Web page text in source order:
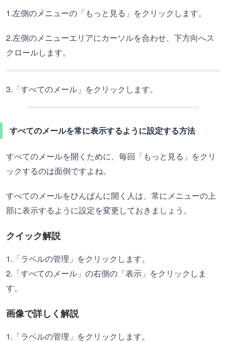
1.左側のメニューの「もっと見る」をクリックします。
2.左側のメニューエリアにカーソルを合わせ、下方向へス
クロールします。
3.「すべてのメール」をクリックします。
すべてのメールを常に表示するように設定する方法
すべてのメールを開くために、毎回「もっと見る」をクリ
ックするのは面倒ですよね。
すべてのメールをひんぱんに開く人は、常にメニューの上
部に表示するように設定を変更しておきましょう。
クイック解説
1.「ラベルの管理」をクリックします。
2.「すべてのメール」の右側の「表示」をクリックしま
す。
画像で詳しく解説
1.「ラベルの管理」をクリックします。